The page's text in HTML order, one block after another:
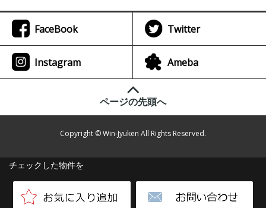
チェックした物件を
FaceBook Twitter
Instagram Ameba
ページの先頭へ
Copyright © Win-Jyuken All Rights Reserved.